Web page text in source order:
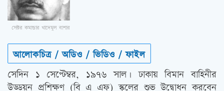
সেক্টর কমান্ডার খাদেমুল বাশার
আলোকচিত্র / অডিও / ভিডিও / ফাইল
সেদিন ১ সেপ্টেম্বর, ১৯৭৬ সাল। ঢাকায় বিমান বাহিনীর
উড্ডয়ন প্রশিক্ষণ (বি এ এফ) স্কুলের শুভ উদ্বোধন করবেন